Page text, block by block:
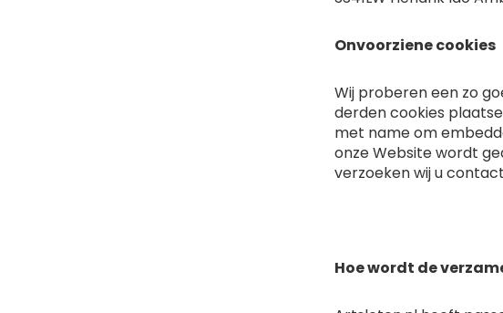
Onvoorziene cookies
Wij proberen een zo
derden cookies
met name om
onze Website wordt
verzoeken wij u
Hoe wordt de